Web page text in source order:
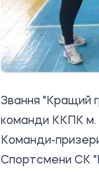
Звання "Кращий
команди ККПК м.
Команди-
Спортсмени СК